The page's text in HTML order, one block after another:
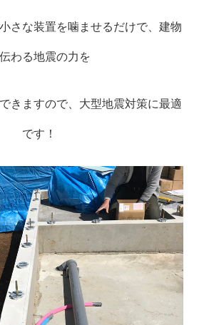
さな装置を噛ませるだけで、建物
わる地震の力を
きますので、大型地震対策に最適
です！